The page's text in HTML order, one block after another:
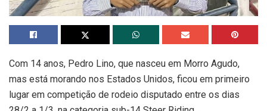
Com 14 anos, Pedro Lino, que nasceu em Morro Agudo,
mas está morando nos Estados Unidos, ficou em primeiro
lugar em competição de rodeio disputado entre os dias